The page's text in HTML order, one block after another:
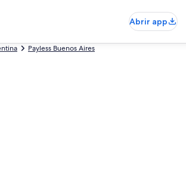
Abrir app
Payless Buenos Aires